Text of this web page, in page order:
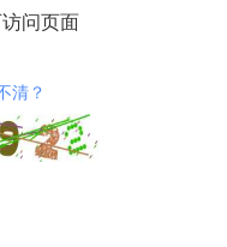
问页面
清？